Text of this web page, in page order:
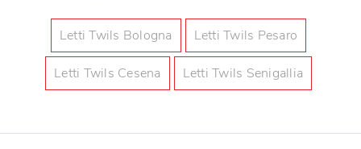
Letti Twils Bologna Letti Twils Pesaro
Letti Twils Cesena Letti Twils Senigallia